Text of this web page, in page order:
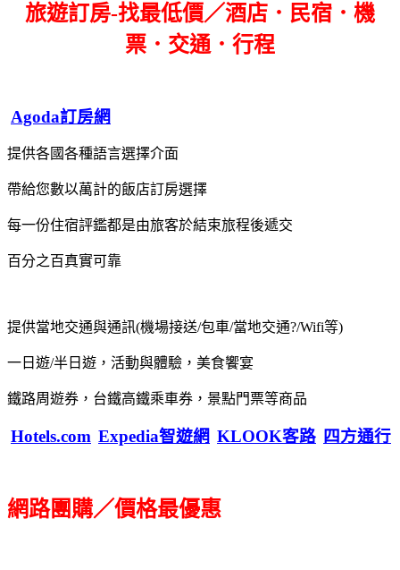
旅遊訂房-找最低價／酒店．民宿．機
票．交通．行程
Agoda訂房網
提供各國各種語言選擇介面
帶給您數以萬計的飯店訂房選擇
每一份住宿評鑑都是由旅客於結束旅程後遞交
百分之百真實可靠
提供當地交通與通訊(機場接送/包車/當地交通?/Wifi等)
一日遊/半日遊，活動與體驗，美食饗宴
鐵路周遊券，台鐵高鐵乘車券，景點門票等商品
Hotels.com Expedia智遊網 KLOOK客路 四方通行
網路團購／價格最優惠